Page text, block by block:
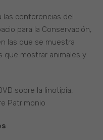
las conferencias del
para la Conservación,
las que se muestra
que mostrar animales y
sobre la linotipia,
Patrimonio